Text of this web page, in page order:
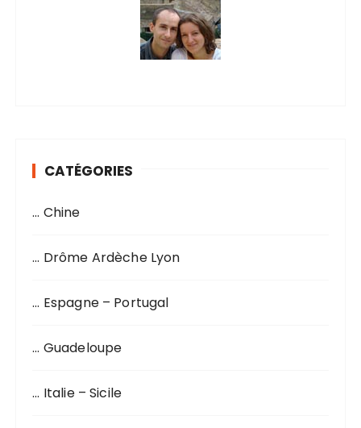
CATÉGORIES
… Chine
… Drôme Ardèche Lyon
… Espagne – Portugal
… Guadeloupe
… Italie – Sicile